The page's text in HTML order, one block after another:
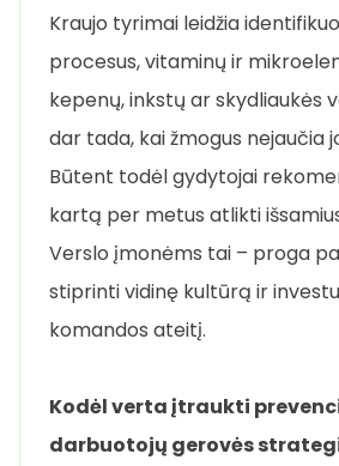
Kraujo tyrimai leidžia
procesus, vitaminų ir
kepenų, inkstų ar skydliaukės
dar tada, kai žmogus nejaučia
Būtent todėl gydytojai
kartą per metus atlikti
Verslo įmonėms tai – proga
stiprinti vidinę kultūrą ir
komandos ateitį.
Kodėl verta įtraukti
darbuotojų gerovės